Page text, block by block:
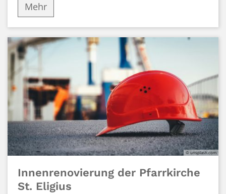
Mehr
© unsplash.com
Innenrenovierung der Pfarrkirche
St. Eligius